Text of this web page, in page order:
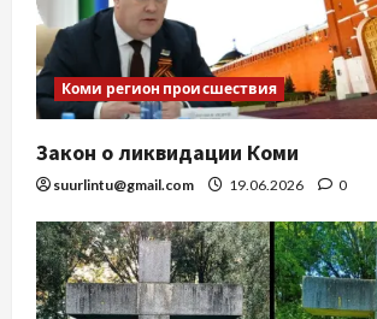
Коми регион происшествия
Закон о ликвидации Коми
suurlintu@gmail.com 19.06.2026 0